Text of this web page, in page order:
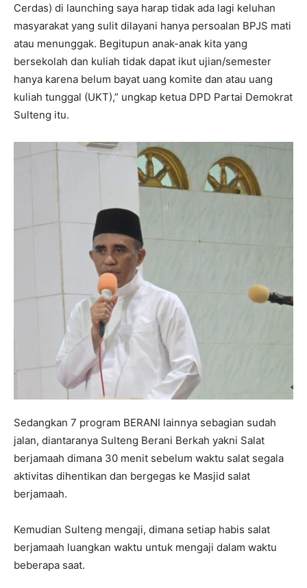
Cerdas) di launching saya harap tidak ada lagi keluhan
masyarakat yang sulit dilayani hanya persoalan BPJS mati
atau menunggak. Begitupun anak-anak kita yang
bersekolah dan kuliah tidak dapat ikut ujian/semester
hanya karena belum bayat uang komite dan atau uang
kuliah tunggal (UKT),” ungkap ketua DPD Partai Demokrat
Sulteng itu.
Sedangkan 7 program BERANI lainnya sebagian sudah
jalan, diantaranya Sulteng Berani Berkah yakni Salat
berjamaah dimana 30 menit sebelum waktu salat segala
aktivitas dihentikan dan bergegas ke Masjid salat
berjamaah.
Kemudian Sulteng mengaji, dimana setiap habis salat
berjamaah luangkan waktu untuk mengaji dalam waktu
beberapa saat.